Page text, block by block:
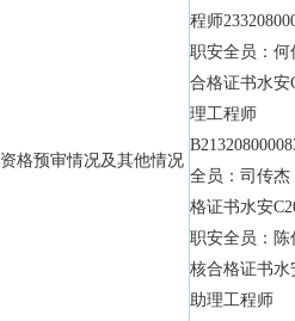
资格预审情况及其他情况
程师
职安全员：
合格证书水安
理工程师
全员：司传
格证书水安
职安全员：
核合格证书水
助理工程师